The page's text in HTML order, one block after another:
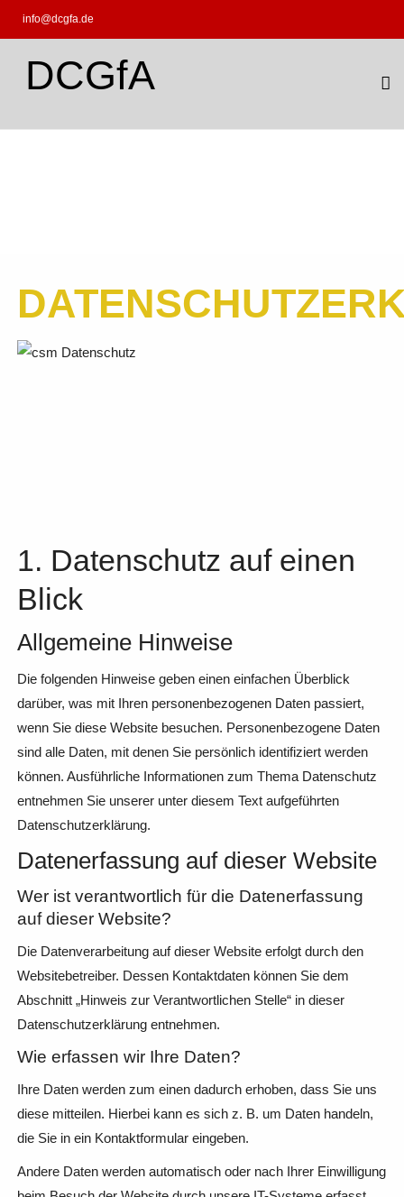
info@dcgfa.de
DCGfA
1. Datenschutz auf einen
Blick
Allgemeine Hinweise
Die folgenden Hinweise geben einen einfachen Überblick
darüber, was mit Ihren personenbezogenen Daten passiert,
wenn Sie diese Website besuchen. Personenbezogene Daten
sind alle Daten, mit denen Sie persönlich identifiziert werden
können. Ausführliche Informationen zum Thema Datenschutz
entnehmen Sie unserer unter diesem Text aufgeführten
Datenschutzerklärung.
Datenerfassung auf dieser Website
Wer ist verantwortlich für die Datenerfassung
auf dieser Website?
Die Datenverarbeitung auf dieser Website erfolgt durch den
Websitebetreiber. Dessen Kontaktdaten können Sie dem
Abschnitt „Hinweis zur Verantwortlichen Stelle“ in dieser
Datenschutzerklärung entnehmen.
Wie erfassen wir Ihre Daten?
Ihre Daten werden zum einen dadurch erhoben, dass Sie uns
diese mitteilen. Hierbei kann es sich z. B. um Daten handeln,
die Sie in ein Kontaktformular eingeben.
Andere Daten werden automatisch oder nach Ihrer Einwilligung